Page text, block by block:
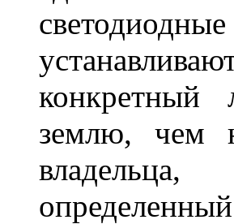
конкретный
землю, чем